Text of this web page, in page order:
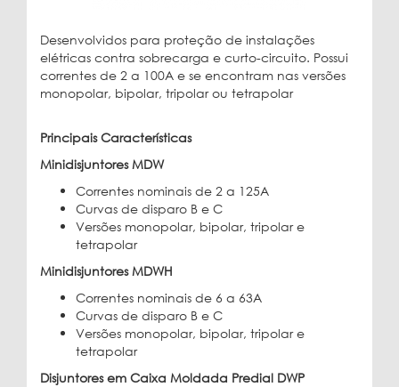
Desenvolvidos para proteção de instalações
elétricas contra sobrecarga e curto-circuito. Possui
correntes de 2 a 100A e se encontram nas versões
monopolar, bipolar, tripolar ou tetrapolar
Principais Características
Minidisjuntores MDW
Correntes nominais de 2 a 125A
Curvas de disparo B e C
Versões monopolar, bipolar, tripolar e
tetrapolar
Minidisjuntores MDWH
Correntes nominais de 6 a 63A
Curvas de disparo B e C
Versões monopolar, bipolar, tripolar e
tetrapolar
Disjuntores em Caixa Moldada Predial DWP